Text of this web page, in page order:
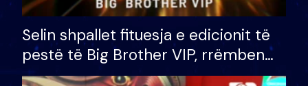
Selin shpallet fituesja e edicionit të
pestë të Big Brother VIP, rrëmben
çmimin e madh prej 100 mijë eurosh